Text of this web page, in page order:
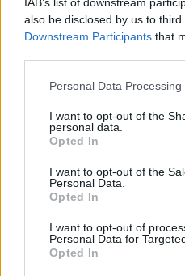
also be disclosed by us to
Downstream Participants that
Personal Data
I want to opt-out of the
personal data.
Opted In
I want to opt-out of the
Personal Data.
Opted In
I want to opt-out of
Personal Data for
Opted In